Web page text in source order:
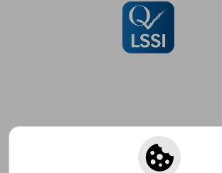
Suscríbete para recibir ofertas y
promociones